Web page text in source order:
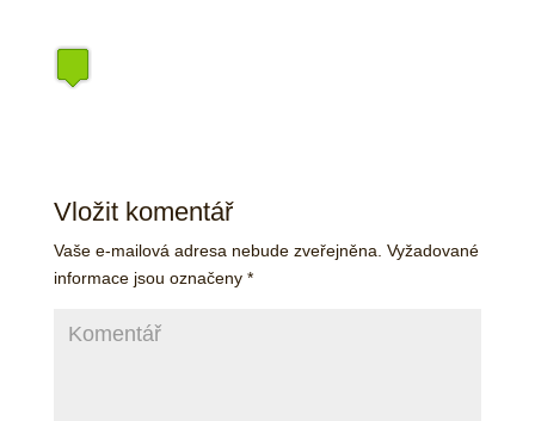
Vložit komentář
Vaše e-mailová adresa nebude zveřejněna. Vyžadované
informace jsou označeny *